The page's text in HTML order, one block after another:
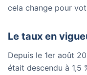
cela change pour
Le taux en
Depuis le 1er août
était descendu à 1,5